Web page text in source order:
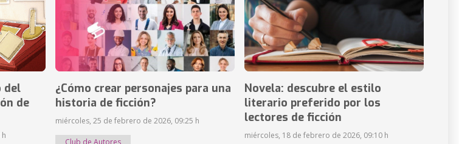
del
de
¿Cómo crear personajes para una
historia de ficción?
miércoles, 25 de febrero de 2026, 09:25 h
Novela: descubre el estilo
literario preferido por los
lectores de ficción
miércoles, 18 de febrero de 2026, 09:10 h